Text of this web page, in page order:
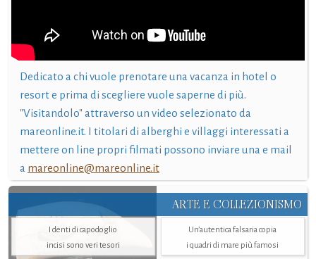
Dedicato a chi vuole prenotare una vacanza in hotel o
resort e prima di scegliere vuole saperne di più.
"Visitandolo" attraverso un video selezionato da
mareonline.it. I titolari di alberghi e villaggi interessati a
mettere on line propri filmati possono inviare una e mail
a mareonline@mareonline.it
ARTE E COLLEZIONISMO
I denti di capodoglio
incisi sono veri tesori
Un’autentica falsaria copia
i quadri di mare più famosi